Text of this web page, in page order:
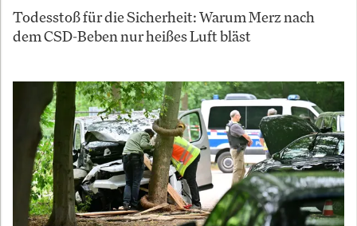
Todesstoß für die Sicherheit: Warum Merz nach
dem CSD-Beben nur heißes Luft bläst